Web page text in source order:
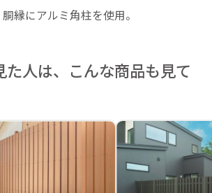
縁にアルミ角柱を使用。
た人は、こんな商品も見て